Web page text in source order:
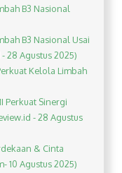
B3 Nasional
B3 Nasional Usai
28 Agustus 2025)
Kelola Limbah
Perkuat Sinergi
- 28 Agustus
& Cinta
10 Agustus 2025)